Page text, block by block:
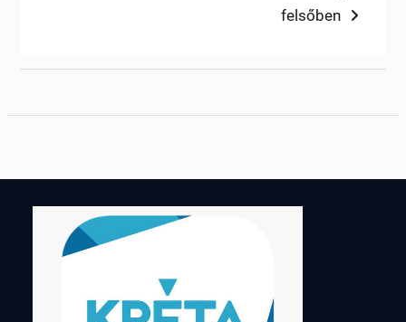
post:
felsőben